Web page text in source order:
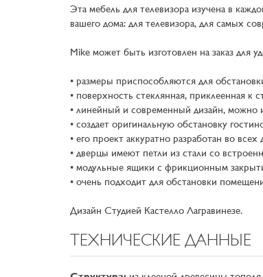
Эта мебель для телевизора изучена в
вашего дома: для телевизора, для самых
Mike может быть изготовлен на заказ для
• размеры приспособляются для
• поверхность стеклянная, приклеенная
• линейный и современный дизайн, можно
• создает оригинальную обстановку
• его проект аккуратно разработан во
• дверцы имеют петли из стали со
• модульные ящики с фрикционным
• очень подходит для обстановки
Дизайн Студией Кастелло Лагравинезе.
ТЕХНИЧЕСКИЕ ДАННЫЕ